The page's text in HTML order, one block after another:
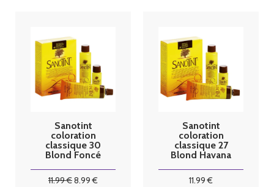
Sanotint
coloration
classique 30
Blond Foncé
11.99€8.99 €
Sanotint
coloration
classique 27
Blond Havana
11.99 €